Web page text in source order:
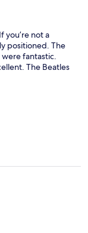
you’re not a
positioned. The
were fantastic.
The Beatles